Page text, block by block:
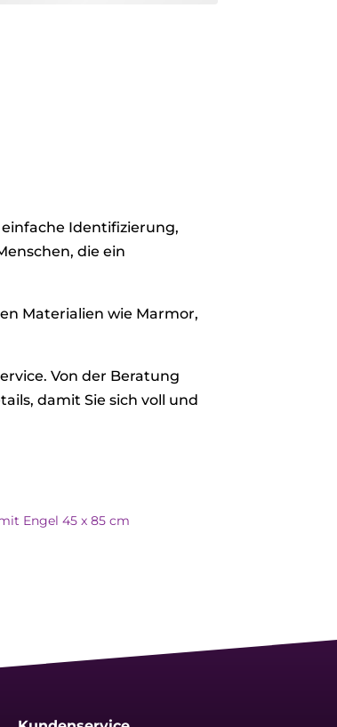
Identifizierung,
die ein
Materialien wie Marmor,
Von der Beratung
damit Sie sich voll und
Engel 45 x 85 cm